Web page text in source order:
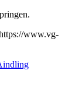
www.vg-